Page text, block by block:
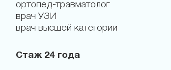
ортопед-травматолог
врач УЗИ
врач высшей категории
Стаж 24 года